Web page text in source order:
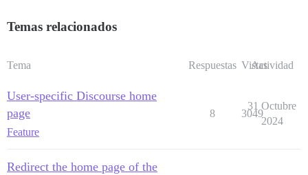
Temas relacionados
Tema Respuestas Vistas
Actividad
User-specific Discourse home
page
Feature
8 3049
31 Octubre
2024
Redirect the home page of the